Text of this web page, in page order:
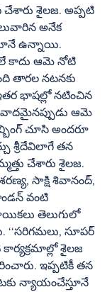
చేశారు శైలజ. అప్పటి
అనేక
ఉన్నాయి.
కాదు ఆమె నోటి
తారల నటనకు
భాషల్లో నటించిన
ఆమె
శ్రీదేవిలాగే తన
చేశారు శైలజ.
సాక్షి శివానంద్‌,
వంటి
తెలుగులో
సూపర్‌
ఇప్పటికీ తన
న్యాయంచేస్తూనే